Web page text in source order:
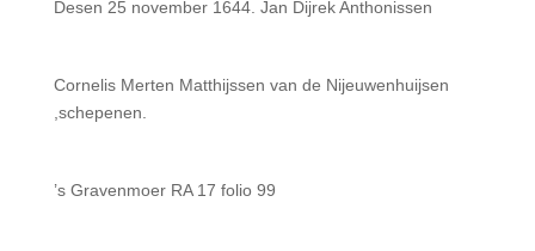
Desen 25 november 1644. Jan Dijrek Anthonissen
Cornelis Merten Matthijssen van de Nijeuwenhuijsen
,schepenen.
’s Gravenmoer RA 17 folio 99